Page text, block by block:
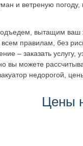
и ветреную
вытащим ваш
правилам, без
– заказать услугу,
вы можете
недорогой,
Цены